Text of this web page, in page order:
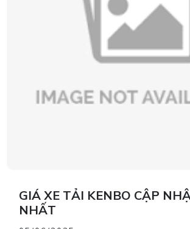
GIÁ XE TẢI KENBO CẬP
NHẤT